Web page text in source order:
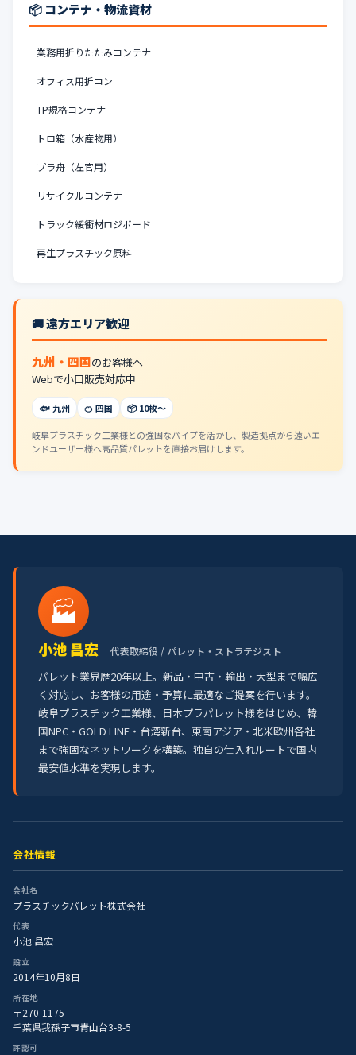
📦 コンテナ・物流資材
業務用折りたたみコンテナ
オフィス用折コン
TP規格コンテナ
トロ箱（水産物用）
プラ舟（左官用）
リサイクルコンテナ
トラック緩衝材ロジボード
再生プラスチック原料
🚚 遠方エリア歓迎
九州・四国のお客様へ
Webで小口販売対応中
🐟 九州 🍊 四国 📦 10枚〜
岐阜プラスチック工業様との強固なパイプを活かし、製造拠点から遠いエ
ンドユーザー様へ高品質パレットを直接お届けします。
🏭
小池 昌宏 代表取締役 / パレット・ストラテジスト
パレット業界歴20年以上。新品・中古・輸出・大型まで幅広
く対応し、お客様の用途・予算に最適なご提案を行います。
岐阜プラスチック工業様、日本プラパレット様をはじめ、韓
国NPC・GOLD LINE・台湾新台、東南アジア・北米欧州各社
まで強固なネットワークを構築。独自の仕入れルートで国内
最安値水準を実現します。
会社情報
会社名
プラスチックパレット株式会社
代表
小池 昌宏
設立
2014年10月8日
所在地
〒270-1175
千葉県我孫子市青山台3-8-5
許認可